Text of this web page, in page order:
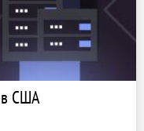
в США